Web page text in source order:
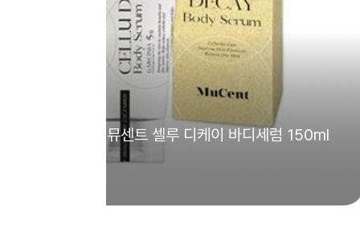
센트X양쥐언니] 뮤센트 셀루 디케이 바디세럼 150ml